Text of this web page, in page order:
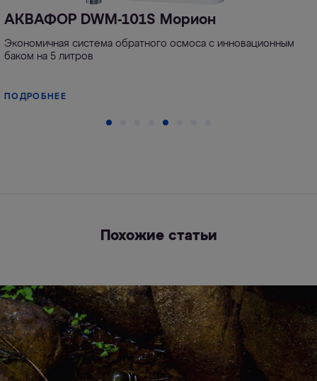
АКВАФОР DWM-101S Морион
Экономичная система обратного осмоса с инновационным
баком на 5 литров
ПОДРОБНЕЕ
Похожие статьи